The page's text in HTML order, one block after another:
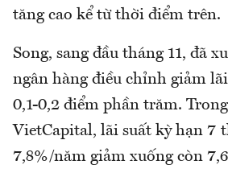
tăng cao kể từ thời điểm trên.
Song, sang đầu tháng 11, đã
ngân hàng điều chỉnh giảm
0,1-0,2 điểm phần trăm.
VietCapital, lãi suất kỳ hạn 7
7,8%/năm giảm xuống còn